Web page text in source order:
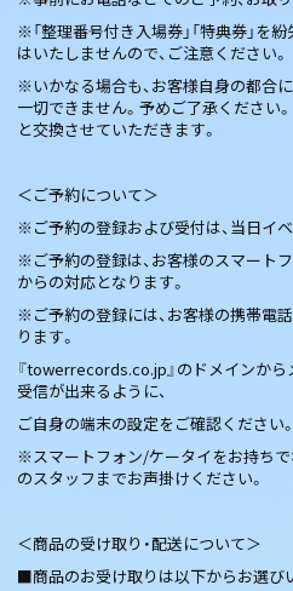
※「整理番号付き入場券」「特典券」を
はいたしませんので、ご注意ください。
※いかなる場合も、お客様自身の都合
一切できません。予めご了承ください
と交換させていただきます。
＜ご予約について＞
※ご予約の登録および受付は、当日イ
※ご予約の登録は、お客様のスマート
からの対応となります。
※ご予約の登録には、お客様の携帯電
ります。
『towerrecords.co.jp』のドメインから
受信が出来るように、
ご自身の端末の設定をご確認ください。
※スマートフォン/ケータイをお持ち
のスタッフまでお声掛けください。
＜商品の受け取り・配送について＞
■商品のお受け取りは以下からお選び